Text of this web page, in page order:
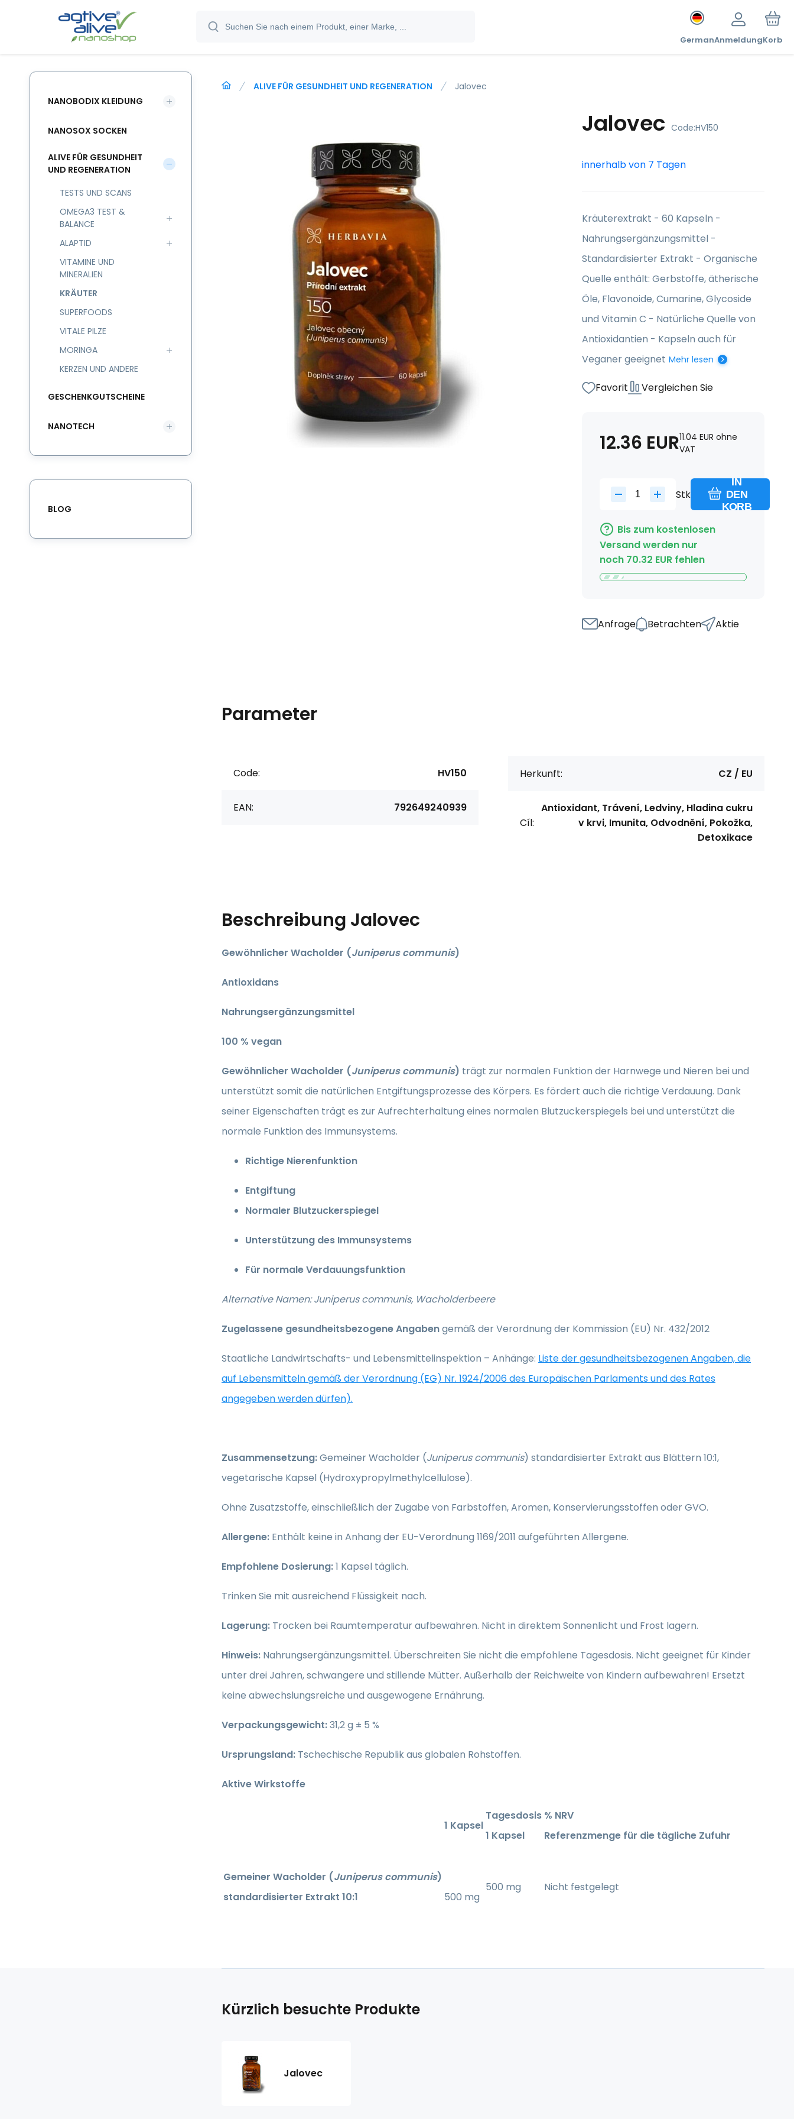
GermanAnmeldungKorb
ALIVE FÜR GESUNDHEIT UND REGENERATION Jalovec
Jalovec Code:HV150
innerhalb von 7 Tagen
Kräuterextrakt - 60 Kapseln -
Nahrungsergänzungsmittel -
Standardisierter Extrakt - Organische
Quelle enthält: Gerbstoffe, ätherische
Öle, Flavonoide, Cumarine, Glycoside
und Vitamin C - Natürliche Quelle von
Antioxidantien - Kapseln auch für
Veganer geeignet Mehr lesen
Favorit Vergleichen Sie
12.36 EUR11.04 EUR ohne
VAT
Stk
IN
DEN
KORB
Bis zum kostenlosen
Versand werden nur
noch 70.32 EUR fehlen
Anfrage Betrachten Aktie
Parameter
Code: HV150
EAN: 792649240939
Herkunft: CZ / EU
Cíl:
Antioxidant, Trávení, Ledviny, Hladina cukru
v krvi, Imunita, Odvodnění, Pokožka,
Detoxikace
Beschreibung Jalovec
Gewöhnlicher Wacholder (Juniperus communis)
Antioxidans
Nahrungsergänzungsmittel
​100 % vegan
Gewöhnlicher Wacholder (Juniperus communis) trägt zur normalen Funktion der Harnwege und Nieren bei und
unterstützt somit die natürlichen Entgiftungsprozesse des Körpers. Es fördert auch die richtige Verdauung. Dank
seiner Eigenschaften trägt es zur Aufrechterhaltung eines normalen Blutzuckerspiegels bei und unterstützt die
normale Funktion des Immunsystems.
Richtige Nierenfunktion
Entgiftung
Normaler Blutzuckerspiegel
Unterstützung des Immunsystems
Für normale Verdauungsfunktion
Alternative Namen: Juniperus communis, Wacholderbeere
Zugelassene gesundheitsbezogene Angabengemäß der Verordnung der Kommission (EU) Nr. 432/2012
Staatliche Landwirtschafts- und Lebensmittelinspektion – Anhänge: Liste der gesundheitsbezogenen Angaben, die
auf Lebensmitteln gemäß der Verordnung (EG) Nr. 1924/2006 des Europäischen Parlaments und des Rates
angegeben werden dürfen).
Zusammensetzung:Gemeiner Wacholder (Juniperus communis) standardisierter Extrakt aus Blättern 10:1,
vegetarische Kapsel (Hydroxypropylmethylcellulose).
Ohne Zusatzstoffe, einschließlich der Zugabe von Farbstoffen, Aromen, Konservierungsstoffen oder GVO.
Allergene: Enthält keine in Anhang der EU-Verordnung 1169/2011 aufgeführten Allergene.
Empfohlene Dosierung:1 Kapsel täglich.
Trinken Sie mit ausreichend Flüssigkeit nach.
Lagerung: Trocken bei Raumtemperatur aufbewahren. Nicht in direktem Sonnenlicht und Frost lagern.
Hinweis: Nahrungsergänzungsmittel. Überschreiten Sie nicht die empfohlene Tagesdosis. Nicht geeignet für Kinder
unter drei Jahren, schwangere und stillende Mütter. Außerhalb der Reichweite von Kindern aufbewahren! Ersetzt
keine abwechslungsreiche und ausgewogene Ernährung.
Verpackungsgewicht:31,2 g ± 5 %
Ursprungsland: Tschechische Republik aus globalen Rohstoffen.
Aktive Wirkstoffe
1 Kapsel
Tagesdosis
1 Kapsel
% NRV
Referenzmenge für die tägliche Zufuhr
Gemeiner Wacholder (Juniperus communis)
standardisierter Extrakt 10:1
500 mg
500 mg Nicht festgelegt
NANOBODIX KLEIDUNG
NANOSOX SOCKEN
ALIVE FÜR GESUNDHEIT
UND REGENERATION
TESTS UND SCANS
OMEGA3 TEST &
BALANCE
ALAPTID
VITAMINE UND
MINERALIEN
KRÄUTER
SUPERFOODS
VITALE PILZE
MORINGA
KERZEN UND ANDERE
GESCHENKGUTSCHEINE
NANOTECH
BLOG
Kürzlich besuchte Produkte
Jalovec